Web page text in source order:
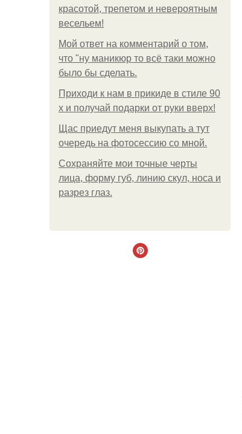
красотой, трепетом и невероятным
весельем!
Мой ответ на комментарий о том,
что "ну маникюр то всё таки можно
было бы сделать.
Приходи к нам в прикиде в стиле 90
х и получай подарки от руки вверх!
Щас приедут меня выкупать а тут
очередь на фотосессию со мной.
Сохраняйте мои точные черты
лица, форму губ, линию скул, носа и
разрез глаз.